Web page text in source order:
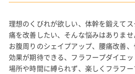
理想のくびれが欲しい、体幹を鍛えて
痛を改善したい、そんな悩みはありませ
お腹周りのシェイプアップ、腰痛改善
効果が期待できる、フラフープダイエッ
場所や時間に縛られず、楽しくフラフー